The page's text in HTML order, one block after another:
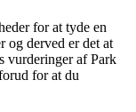
for at tyde en
og derved er det at
vurderinger af Park
for at du